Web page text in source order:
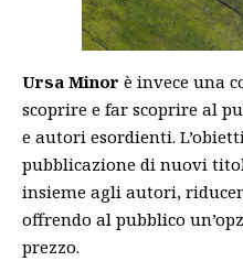
Ursa Minor è invece una
scoprire e far scoprire al
e autori esordienti.
pubblicazione di nuovi
insieme agli autori,
offrendo al pubblico
prezzo.